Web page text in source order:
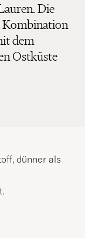
Die
Kombination
dem
Ostküste
dünner als